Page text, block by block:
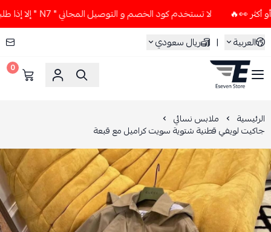
لا تستخدم كود الخصم و التوصيل المجاني " N7 " إلا إذا طلبت قطعتين أو أكثر 👀🔥
العربية
| ريال سعودي
ESEVEN STORE
0
الرئيسية ملابس نسائي
جاكيت لويفي قطنية شتوية سويت كراميل مع قبعة